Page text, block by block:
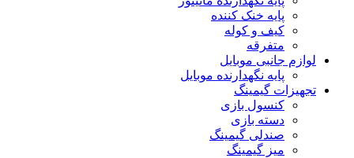
پایه خنک کننده
کیف و کوله
متفرقه
لوازم جانبی موبایل
پایه نگهدارنده موبایل
تجهیزات گیمینگ
کنسول بازی
دسته بازی
صندلی گیمینگ
میز گیمینگ